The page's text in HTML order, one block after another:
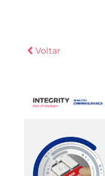
Voltar